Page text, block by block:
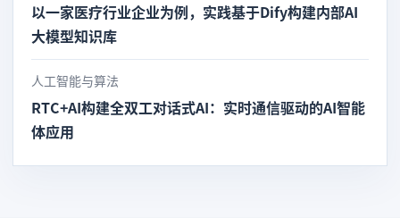
以一家医疗行业企业为例，实践基于Dify构建内部AI
大模型知识库
人工智能与算法
RTC+AI构建全双工对话式AI：实时通信驱动的AI智能
体应用